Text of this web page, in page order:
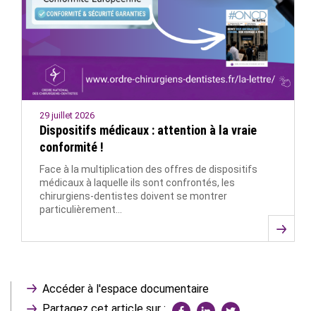
29 juillet 2026
Dispositifs médicaux : attention à la vraie
conformité !
Face à la multiplication des offres de dispositifs
médicaux à laquelle ils sont confrontés, les
chirurgiens-dentistes doivent se montrer
particulièrement…
Accéder à l'espace documentaire